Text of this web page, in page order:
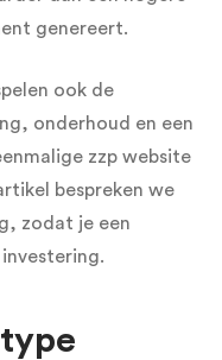
genereert.
ook de
onderhoud en een
zzp website
bespreken we
zodat je een